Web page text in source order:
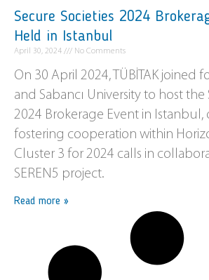
Secure Societies 2024
Held in Istanbul
April 30, 2024 No Comments
On 30 April 2024, TÜBİTAK joined
and Sabancı University to host the
2024 Brokerage Event in
fostering cooperation within
Cluster 3 for 2024 calls in
SEREN5 project.
Read more »